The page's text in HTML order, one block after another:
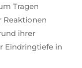
Tragen
Reaktionen
ihrer
Eindringtiefe in